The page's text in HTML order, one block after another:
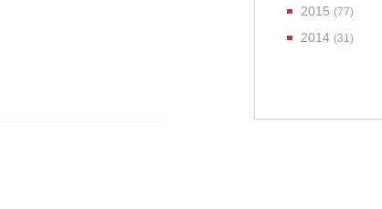
2015 (77)
2014 (31)